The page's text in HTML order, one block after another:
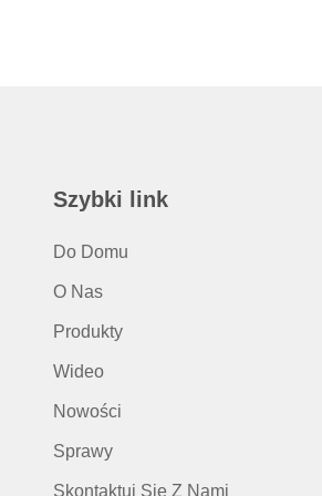
Szybki link
Do Domu
O Nas
Produkty
Wideo
Nowości
Sprawy
Skontaktuj Się Z Nami